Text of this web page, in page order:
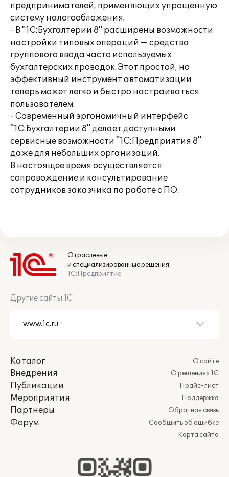
предпринимателей, применяющих упрощенную
систему налогообложения.
- В "1С:Бухгалтерии 8" расширены возможности
настройки типовых операций — средства
группового ввода часто используемых
бухгалтерских проводок. Этот простой, но
эффективный инструмент автоматизации
теперь может легко и быстро настраиваться
пользователем.
- Современный эргономичный интерфейс
"1С:Бухгалтерии 8" делает доступными
сервисные возможности "1С:Предприятия 8"
даже для небольших организаций.
В настоящее время осуществляется
сопровождение и консультирование
сотрудников заказчика по работе с ПО.
Отраслевые
и специализированные решения
1С:Предприятие
Другие сайты 1С
Каталог
Внедрения
Публикации
Мероприятия
Партнеры
Форум
О сайте
О решениях 1С
Прайс-лист
Поддержка
Обратная связь
Сообщить об ошибке
Карта сайта